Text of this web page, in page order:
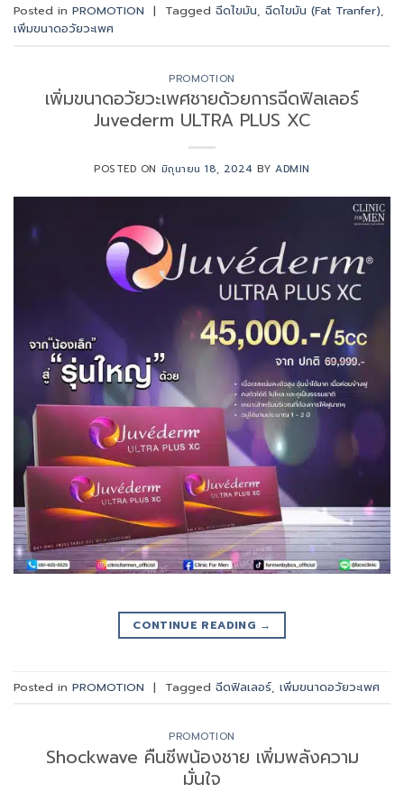
Posted in PROMOTION | Tagged ฉีดไขมัน, ฉีดไขมัน (Fat Tranfer),
เพิ่มขนาดอวัยวะเพศ
PROMOTION
เพิ่มขนาดอวัยวะเพศชายด้วยการฉีดฟิลเลอร์
Juvederm ULTRA PLUS XC
POSTED ON มิถุนายน 18, 2024 BYADMIN
CONTINUE READING →
Posted in PROMOTION | Tagged ฉีดฟิลเลอร์, เพิ่มขนาดอวัยวะเพศ
PROMOTION
Shockwave คืนชีพน้องชาย เพิ่มพลังความ
มั่นใจ